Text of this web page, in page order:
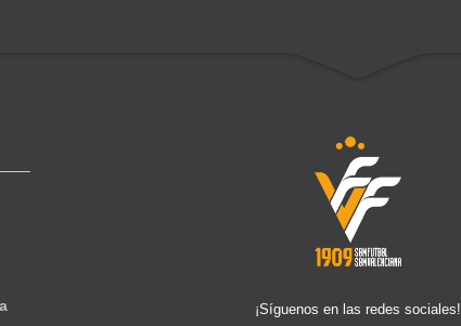
¡Síguenos en las redes sociales!